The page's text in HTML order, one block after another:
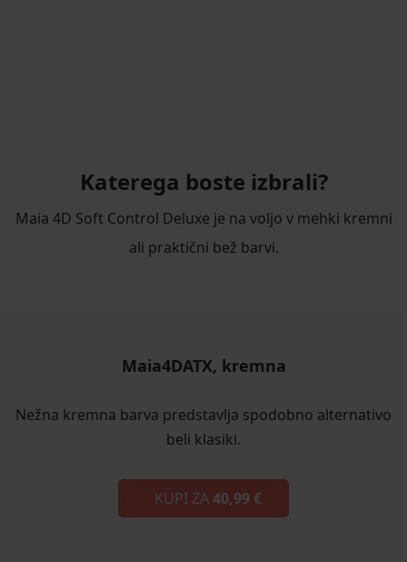
Katerega boste izbrali?
Maia 4D Soft Control Deluxe je na voljo v mehki kremni
ali praktični bež barvi.
Maia4DATX, kremna
Nežna kremna barva predstavlja spodobno alternativo
beli klasiki.
KUPI ZA40,99 €